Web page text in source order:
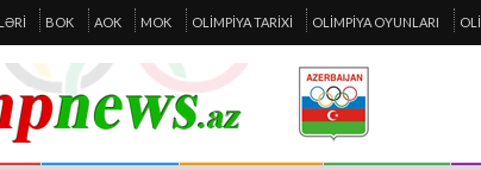
BOK AOK MOK OLIMPIYA TARIXI OLIMPIYA OYUNLARI